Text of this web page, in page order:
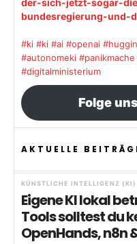
der-sich-jetzt-sogar-
bundesregierung-und-
#ki #ki #ai #openai
#autonomeki #panikmache
#digitalministerium
Folge
AKTUELLE
KÜNSTLICHE INTELLIGENZ (KI)
Eigene KI lokal
Tools solltest du
OpenHands, n8n